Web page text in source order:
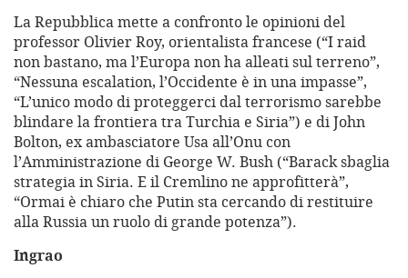
La Repubblica mette a confronto le opinioni del
professor Olivier Roy, orientalista francese (“I raid
non bastano, ma l’Europa non ha alleati sul terreno”,
“Nessuna escalation, l’Occidente è in una impasse”,
“L’unico modo di proteggerci dal terrorismo sarebbe
blindare la frontiera tra Turchia e Siria”) e di John
Bolton, ex ambasciatore Usa all’Onu con
l’Amministrazione di George W. Bush (“Barack sbaglia
strategia in Siria. E il Cremlino ne approfitterà”,
“Ormai è chiaro che Putin sta cercando di restituire
alla Russia un ruolo di grande potenza”).
Ingrao